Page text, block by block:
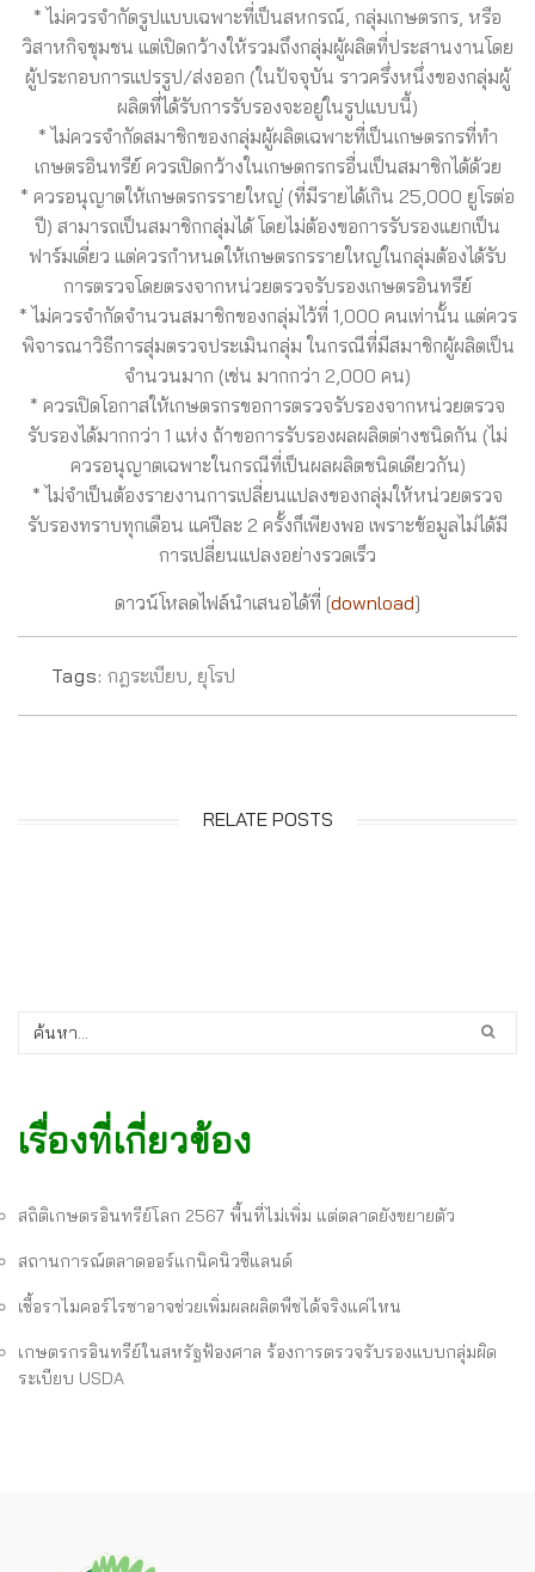
* ไม่ควรจำกัดรูปแบบเฉพาะที่เป็นสหกรณ์, กลุ่มเกษตรกร, หรือ
วิสาหกิจชุมชน แต่เปิดกว้างให้รวมถึงกลุ่มผู้ผลิตที่ประสานงานโดย
ผู้ประกอบการแปรรูป/ส่งออก (ในปัจจุบัน ราวครึ่งหนึ่งของกลุ่มผู้
ผลิตที่ได้รับการรับรองจะอยู่ในรูปแบบนี้)
* ไม่ควรจำกัดสมาชิกของกลุ่มผู้ผลิตเฉพาะที่เป็นเกษตรกรที่ทำ
เกษตรอินทรีย์ ควรเปิดกว้างในเกษตกรกรอื่นเป็นสมาชิกได้ด้วย
* ควรอนุญาตให้เกษตรกรรายใหญ่ (ที่มีรายได้เกิน 25,000 ยูโรต่อ
ปี) สามารถเป็นสมาชิกกลุ่มได้ โดยไม่ต้องขอการรับรองแยกเป็น
ฟาร์มเดี่ยว แต่ควรกำหนดให้เกษตรกรรายใหญ่ในกลุ่มต้องได้รับ
การตรวจโดยตรงจากหน่วยตรวจรับรองเกษตรอินทรีย์
* ไม่ควรจำกัดจำนวนสมาชิกของกลุ่มไว้ที่ 1,000 คนเท่านั้น แต่ควร
พิจารณาวิธีการสุ่มตรวจประเมินกลุ่ม ในกรณีที่มีสมาชิกผู้ผลิตเป็น
จำนวนมาก (เช่น มากกว่า 2,000 คน)
* ควรเปิดโอกาสให้เกษตรกรขอการตรวจรับรองจากหน่วยตรวจ
รับรองได้มากกว่า 1 แห่ง ถ้าขอการรับรองผลผลิตต่างชนิดกัน (ไม่
ควรอนุญาตเฉพาะในกรณีที่เป็นผลผลิตชนิดเดียวกัน)
* ไม่จำเป็นต้องรายงานการเปลี่ยนแปลงของกลุ่มให้หน่วยตรวจ
รับรองทราบทุกเดือน แค่ปีละ 2 ครั้งก็เพียงพอ เพราะข้อมูลไม่ได้มี
การเปลี่ยนแปลงอย่างรวดเร็ว
ดาวน์โหลดไฟล์นำเสนอได้ที่ [download]
Tags: กฎระเบียบ ยุโรป
RELATE POSTS
เรื่องที่เกี่ยวข้อง
สถิติเกษตรอินทรีย์โลก 2567 พื้นที่ไม่เพิ่ม แต่ตลาดยังขยายตัว
สถานการณ์ตลาดออร์แกนิคนิวซีแลนด์
เชื้อราไมคอร์ไรซาอาจช่วยเพิ่มผลผลิตพืชได้จริงแค่ไหน
เกษตรกรอินทรีย์ในสหรัฐฟ้องศาล ร้องการตรวจรับรองแบบกลุ่มผิด
ระเบียบ USDA